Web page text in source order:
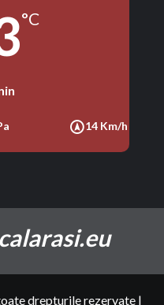
°C
14 Km/h
drepturile rezervate |